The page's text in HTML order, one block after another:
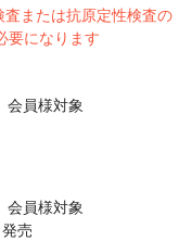
査または抗原定性検査の
要になります
員様対象
員様対象
売